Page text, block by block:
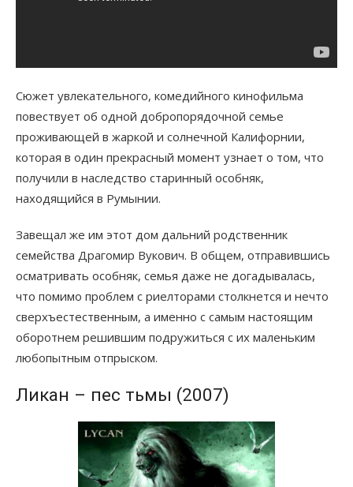
Сюжет увлекательного, комедийного кинофильма
повествует об одной добропорядочной семье
проживающей в жаркой и солнечной Калифорнии,
которая в один прекрасный момент узнает о том, что
получили в наследство старинный особняк,
находящийся в Румынии.
Завещал же им этот дом дальний родственник
семейства Драгомир Вукович. В общем, отправившись
осматривать особняк, семья даже не догадывалась,
что помимо проблем с риелторами столкнется и нечто
сверхъестественным, а именно с самым настоящим
оборотнем решившим подружиться с их маленьким
любопытным отпрыском.
Ликан – пес тьмы (2007)